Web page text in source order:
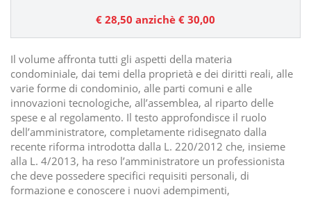
€ 28,50 anzichè € 30,00
Il volume affronta tutti gli aspetti della materia
condominiale, dai temi della proprietà e dei diritti reali, alle
varie forme di condominio, alle parti comuni e alle
innovazioni tecnologiche, all’assemblea, al riparto delle
spese e al regolamento. Il testo approfondisce il ruolo
dell’amministratore, completamente ridisegnato dalla
recente riforma introdotta dalla L. 220/2012 che, insieme
alla L. 4/2013, ha reso l’amministratore un professionista
che deve possedere specifici requisiti personali, di
formazione e conoscere i nuovi adempimenti,